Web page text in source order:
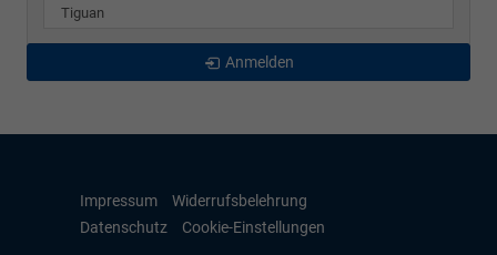
Tiguan
Anmelden
Impressum
Widerrufsbelehrung
Datenschutz
Cookie-Einstellungen